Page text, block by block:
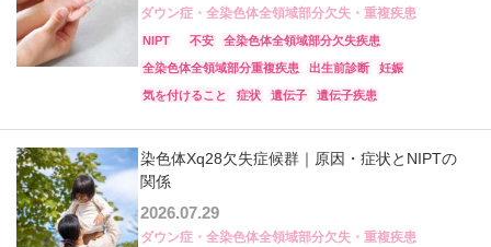
ダウン症・全染色体全領域部分欠失・重複疾患
NIPT 不安 全染色体全領域部分欠失疾患
全染色体全領域部分重複疾患 出生前診断 妊娠
気を付けること 症状 遺伝子 遺伝子疾患
染色体Xq28欠失症候群｜原因・症状とNIPTの
関係
2026.07.29
ダウン症・全染色体全領域部分欠失・重複疾患